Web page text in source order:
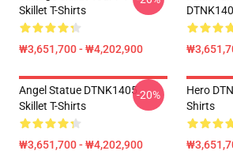
Skillet T-Shirts
₩3,651,700 - ₩4,202,900
Angel Statue DTNK1405
Skillet T-Shirts
₩3,651,700 - ₩4,202,900
-20%
Hero
Shirts